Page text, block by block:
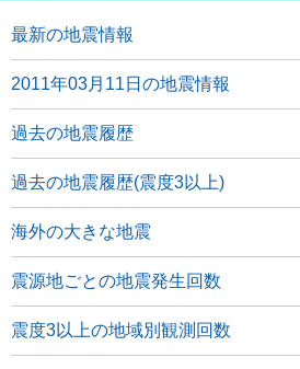
最新の地震情報
2011年03月11日の地震情報
過去の地震履歴
過去の地震履歴(震度3以上)
海外の大きな地震
震源地ごとの地震発生回数
震度3以上の地域別観測回数